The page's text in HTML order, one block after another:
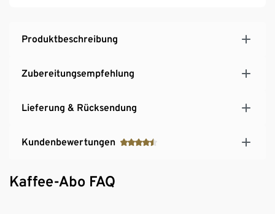
Produktbeschreibung
Zubereitungsempfehlung
Lieferung & Rücksendung
Kundenbewertungen
Kaffee-Abo FAQ